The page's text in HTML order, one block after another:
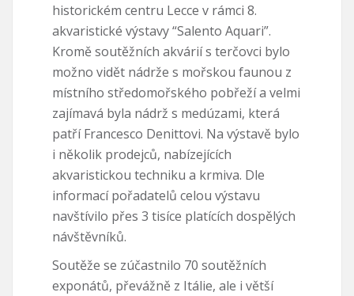
historickém centru Lecce v rámci 8.
akvaristické výstavy “Salento Aquari”.
Kromě soutěžních akvárií s terčovci bylo
možno vidět nádrže s mořskou faunou z
místního středomořského pobřeží a velmi
zajímavá byla nádrž s medúzami, která
patří Francesco Denittovi. Na výstavě bylo
i několik prodejců, nabízejících
akvaristickou techniku a krmiva. Dle
informací pořadatelů celou výstavu
navštívilo přes 3 tisíce platících dospělých
návštěvníků.
Soutěže se zúčastnilo 70 soutěžních
exponátů, převážně z Itálie, ale i větší